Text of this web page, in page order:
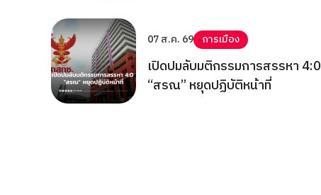
07 ส.ค. 69 การเมือง
เปิดปมลับมติกรรมการสรรหา 4:0
“สรณ” หยุดปฏิบัติหน้าที่